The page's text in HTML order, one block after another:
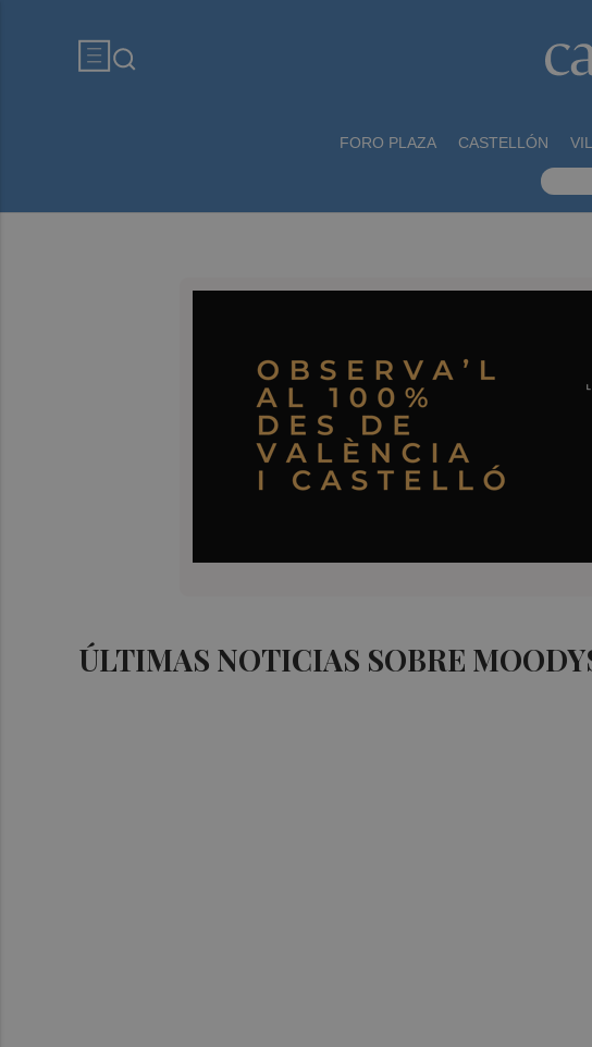
FORO PLAZA CASTELLÓN
ÚLTIMAS NOTICIAS SOBRE